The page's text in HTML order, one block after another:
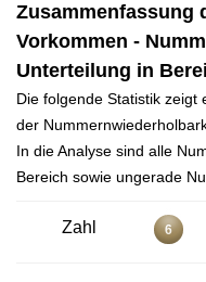
Zusammenfassung
Vorkommen -
Unterteilung in
Die folgende Statistik zeigt
der
In die Analyse sind alle
Bereich sowie ungerade
Zahl 6